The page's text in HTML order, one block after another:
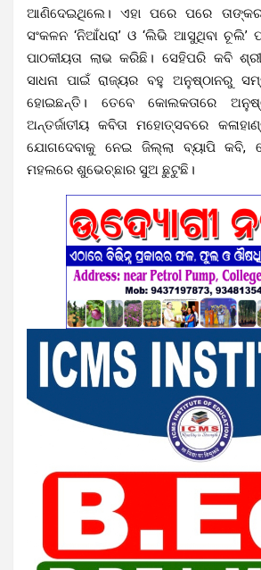
ଆଣିଦେଇଥିଲେ। ଏହା ପରେ ପରେ
ସଂକଳନ ‘ନିଆଁଧରା’ ଓ ‘ଲିଭି ଆସୁଥିବା ଚୂଲି’
ପାଠକୀୟତା ଲାଭ କରିଛି। ସେହିପରି କବି
ସାଧନା ପାଇଁ ରାଜ୍ୟର ବହୁ ଅନୁଷ୍ଠାନରୁ
ହୋଇଛନ୍ତି। ତେବେ କୋଲକତାରେ
ଅନ୍ତର୍ଜାତୀୟ କବିତା ମହୋତ୍ସବରେ
ଯୋଗଦେବାକୁ ନେଇ ଜିଲ୍ଲା ବ୍ୟାପି କବି,
ମହଲରେ ଶୁଭେଚ୍ଛାର ସୁଅ ଛୁଟୁଛି।